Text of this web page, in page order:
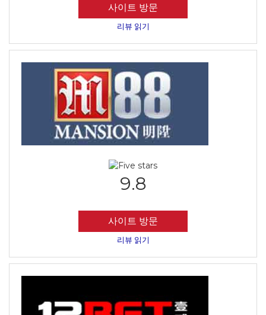
사이트 방문
리뷰 읽기
9.8
사이트 방문
리뷰 읽기